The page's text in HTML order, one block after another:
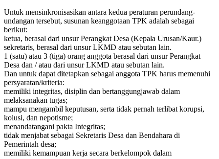
Untuk mensinkronisasikan antara kedua peraturan perundang-
undangan tersebut, susunan keanggotaan TPK adalah sebagai
berikut:
ketua, berasal dari unsur Perangkat Desa (Kepala Urusan/Kaur.)
sekretaris, berasal dari unsur LKMD atau sebutan lain.
1 (satu) atau 3 (tiga) orang anggota berasal dari unsur Perangkat
Desa dan / atau dari unsur LKMD atau sebutan lain.
Dan untuk dapat ditetapkan sebagai anggota TPK harus memenuhi
persyaratan/kriteria:
memiliki integritas, disiplin dan bertanggungjawab dalam
melaksanakan tugas;
mampu mengambil keputusan, serta tidak pernah terlibat korupsi,
kolusi, dan nepotisme;
menandatangani pakta Integritas;
tidak menjabat sebagai Sekretaris Desa dan Bendahara di
Pemerintah desa;
memiliki kemampuan kerja secara berkelompok dalam